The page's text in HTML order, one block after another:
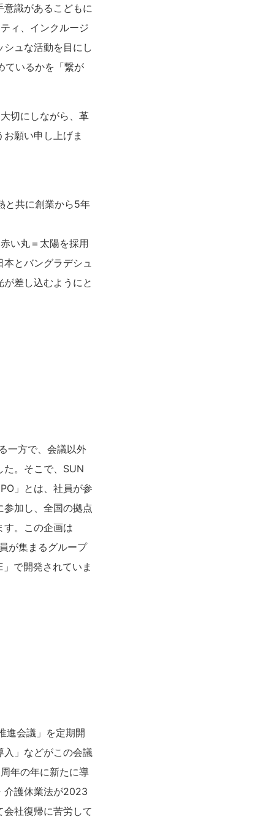
識があるこどもに
ィ、インクルージ
ュな活動を目にし
ているかを「繋が
切にしながら、革
願い申し上げま
と共に創業から5年
い丸＝太陽を採用
とバングラデシュ
差し込むようにと
一方で、会議以外
た。そこで、SUN
」とは、社員が参
加し、全国の拠点
す。この企画は
が集まるグループ
で開発されていま
進会議」を定期開
入」などがこの会議
年の年に新たに導
介護休業法が2023
社復帰に苦労して